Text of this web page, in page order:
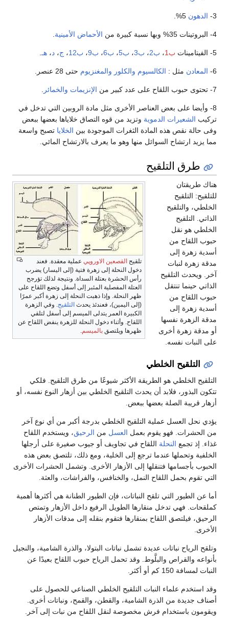
الأحماض الأمينية.
ب1 ،ب2 ،ب3 ،ب5 ،ب6 ،ب9 ،ب12 ،ج،د ،هـ.
مثل :الكالسيوم والكلور والمغنزيوم حتى 28 عنصر.
الإنزيمات والخمائر.
على بعض العناصر الأخرى مثل مادة الروبين التي تدخل في
الشعيرات الدموية وتزيد من قوه التصاق خلاياها بعضها ببعض
نقص هذه المادة الثغرات الموجودة بينالخلاياتصبح واسعة
ارتشاح السوائل منها وهو ما يعرف بالارتشاح المائي.
التلقيح
تلقيح القصعين الاوروپيعملية معقدة. فعند
دخول النحلة إلى زهرة فتية (إلى اليسار) يضرب
رأس الحشرة بعتلة السداة. ونتيجة لذلك تؤرجح
العتلة المفصلية المئبر إلى أسفل وتضع اللقاح على
ظهر النحلة. وإذا ذهبت النحلة إلى زهرة أكبر عمرًا
(إلى اليمين)، فعندئذ يحدث التلقيح . وفي الزهرة
الكبيرة العمر يتدلى الميسم إلى أسفل لتلقي
اللقاح. وأثناء دخول النحلة للزهرة ينفض اللقاح عن
ظهرها ويلتصقبالميسم.
والتلقيح
هو نقل
من
إلى
لنبات
التلقيح
تنتقل
من
إلى
نفسها
زهرة أخرى
نفسه.
الخلطي
الخلطي هو الطريقة الأكثر شيوعًا من طرق التلقيح. فلكي
فلابد أن يحدث التلقيح الخلطي بين أزهار النوع نفسه، أو
الصلة بعضها ببعض.
العسل عملية التلقيح الخلطي بدرجة أكبر من أي نوع آخر
فهو يقوم بعمل العسلمن الرحيق ، ويستخدم اللقاح
تجمعالنحلة اللقاح في تجاويف أو جيوب صغيرة على أرجلها
وتحملها عندما ترجع إلى الخلية، ومع ذلك، تلتصق بعض هذه
فتنقلها إلى الأزهار الأخرى. وتشمل الحشرات الأخرى
بحمل اللقاح النمل، والخنافس، والفراشات، والعثة.
التي تلقح النباتات، فإن الطيور الطنانة هي أكثرها أهمية
فهي تدخل منقارها الطويل الرفيع داخل الأزهار وتمتص
فيلتصق اللقاح بمنقارها فتقوم بنقله إلى مدقات الأزهار
نباتات عديدة تشمل نباتات البتولا، والذرة الشامية، والنجيل
والقراص والبلَّوط. وقد تحمل الرياح حبوب اللقاح بعيدًا عن
كم أو أكثر.
علماء النبات التلقيح الخلطي الصناعي للحصول على
من الذرة الشامية، والقطن، والقمح، ونباتات أخرى.
باستخدام فرش مخصوصة لنقل اللقاح من نبات إلى آخر.